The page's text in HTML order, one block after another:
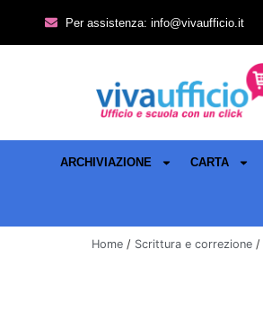
Per assistenza: info@vivaufficio.it
ARCHIVIAZIONE CARTA
Home / Scrittura e correzione /